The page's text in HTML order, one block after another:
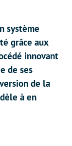
système
grâce aux
innovant
de ses
de la
à en